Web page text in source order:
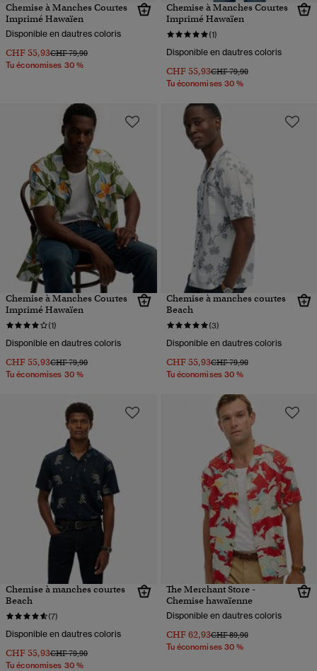
Chemise à Manches Courtes
Imprimé Hawaïen
Disponible en dautres coloris
CHF 55,93Prix réduit de
CHF 79,90à
Tu économises 30 %
Chemise à Manches Courtes
Imprimé Hawaïen
(1)
Disponible en dautres coloris
CHF 55,93Prix réduit de
CHF 79,90à
Tu économises 30 %
Chemise à Manches Courtes
Imprimé Hawaïen
(1)
Disponible en dautres coloris
CHF 55,93Prix réduit de
CHF 79,90à
Tu économises 30 %
Chemise à manches courtes
Beach
(3)
Disponible en dautres coloris
CHF 55,93Prix réduit de
CHF 79,90à
Tu économises 30 %
Chemise à manches courtes
Beach
(7)
Disponible en dautres coloris
CHF 55,93Prix réduit de
CHF 79,90à
Tu économises 30 %
The Merchant Store -
Chemise hawaïenne
Disponible en dautres coloris
CHF 62,93Prix réduit de
CHF 89,90à
Tu économises 30 %